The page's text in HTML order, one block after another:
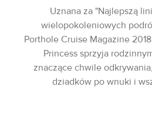
Uznana za "Najlepszą
wielopokoleniowych
Porthole Cruise Magazine
Princess sprzyja
znaczące chwile
dziadków po wnuki i